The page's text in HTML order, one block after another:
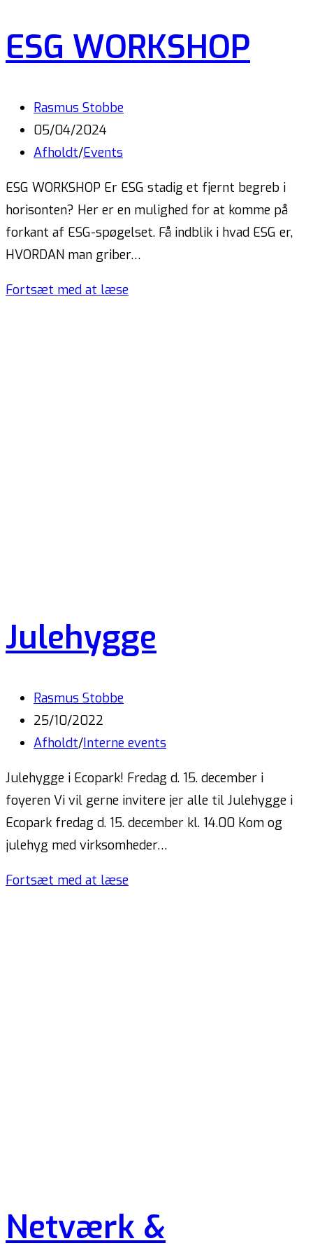
ESG WORKSHOP
Rasmus Stobbe
05/04/2024
Afholdt/Events
ESG WORKSHOP Er ESG stadig et fjernt begreb i
horisonten? Her er en mulighed for at komme på
forkant af ESG-spøgelset. Få indblik i hvad ESG er,
HVORDAN man griber…
Fortsæt med at læse
Julehygge
Rasmus Stobbe
25/10/2022
Afholdt/Interne events
Julehygge i Ecopark! Fredag d. 15. december i
foyeren Vi vil gerne invitere jer alle til Julehygge i
Ecopark fredag d. 15. december kl. 14.00 Kom og
julehyg med virksomheder…
Fortsæt med at læse
Netværk &